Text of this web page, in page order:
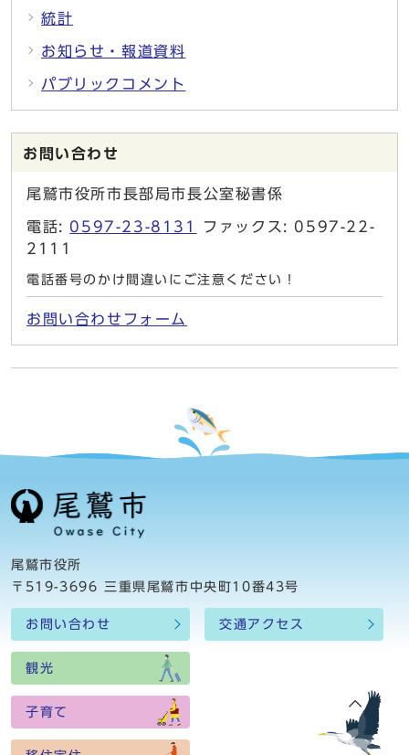
統計
お知らせ・報道資料
パブリックコメント
お問い合わせ
尾鷲市役所市長部局市長公室秘書係
電話: 0597-23-8131
ファックス: 0597-22-
2111
電話番号のかけ間違いにご注意ください！
お問い合わせフォーム
尾鷲市役所
〒519-3696 三重県尾鷲市中央町10番43号
お問い合わせ 交通アクセス
観光
子育て